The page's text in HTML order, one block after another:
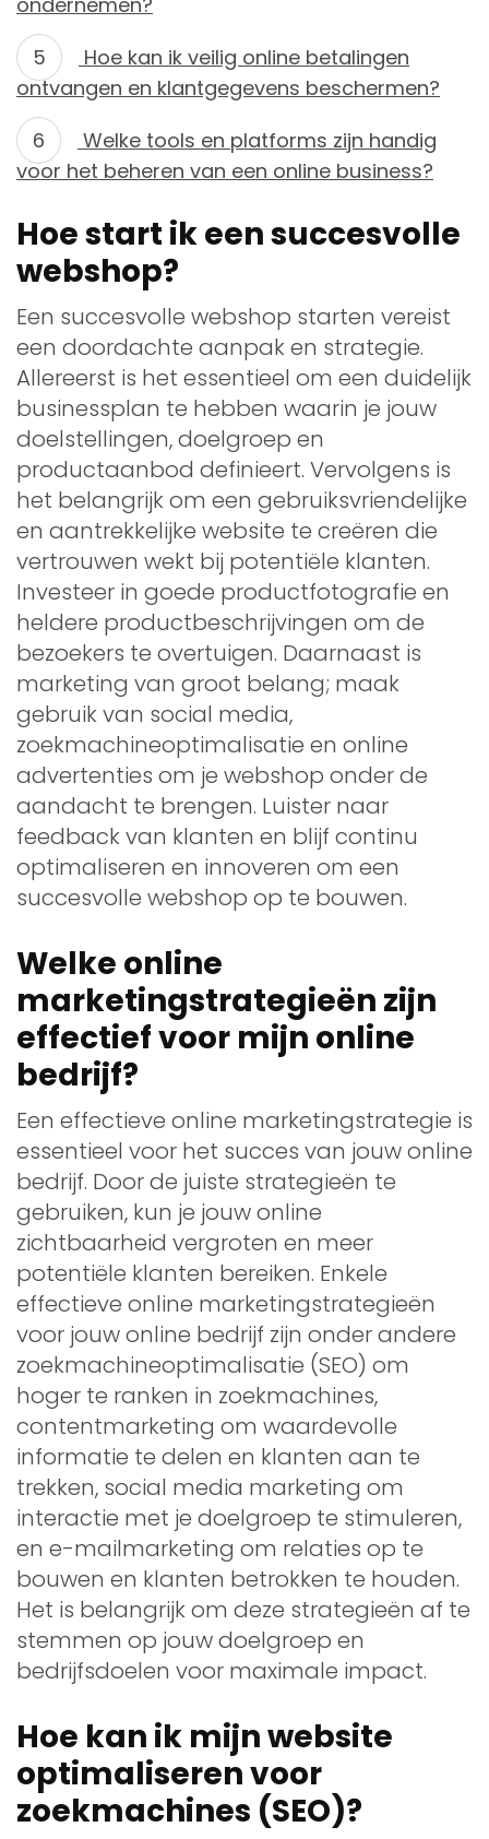
Hoe kan ik veilig online betalingen
ontvangen en klantgegevens beschermen?
Welke tools en platforms zijn handig
voor het beheren van een online business?
Hoe start ik een succesvolle
webshop?
Een succesvolle webshop starten vereist
een doordachte aanpak en strategie.
Allereerst is het essentieel om een duidelijk
businessplan te hebben waarin je jouw
doelstellingen, doelgroep en
productaanbod definieert. Vervolgens is
het belangrijk om een gebruiksvriendelijke
en aantrekkelijke website te creëren die
vertrouwen wekt bij potentiële klanten.
Investeer in goede productfotografie en
heldere productbeschrijvingen om de
bezoekers te overtuigen. Daarnaast is
marketing van groot belang; maak
gebruik van social media,
zoekmachineoptimalisatie en online
advertenties om je webshop onder de
aandacht te brengen. Luister naar
feedback van klanten en blijf continu
optimaliseren en innoveren om een
succesvolle webshop op te bouwen.
Welke online
marketingstrategieën zijn
effectief voor mijn online
bedrijf?
Een effectieve online marketingstrategie is
essentieel voor het succes van jouw online
bedrijf. Door de juiste strategieën te
gebruiken, kun je jouw online
zichtbaarheid vergroten en meer
potentiële klanten bereiken. Enkele
effectieve online marketingstrategieën
voor jouw online bedrijf zijn onder andere
zoekmachineoptimalisatie (SEO) om
hoger te ranken in zoekmachines,
contentmarketing om waardevolle
informatie te delen en klanten aan te
trekken, social media marketing om
interactie met je doelgroep te stimuleren,
en e-mailmarketing om relaties op te
bouwen en klanten betrokken te houden.
Het is belangrijk om deze strategieën af te
stemmen op jouw doelgroep en
bedrijfsdoelen voor maximale impact.
Hoe kan ik mijn website
optimaliseren voor
zoekmachines (SEO)?